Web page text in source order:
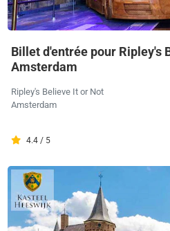
Billet d'entrée pour Ripley's
Amsterdam
Ripley's Believe It or Not
Amsterdam
4.4 / 5